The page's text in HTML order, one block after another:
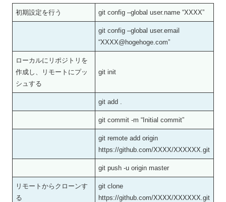
初期設定を行う git config –global user.name “XXXX”
git config –global user.email
“XXXX@hogehoge.com”
ローカルにリポジトリを
作成し、リモートにプッ
シュする
git init
git add .
git commit -m “Initial commit”
git remote add origin
https://github.com/XXXX/XXXXXX.git
git push -u origin master
リモートからクローンす
る
git clone
https://github.com/XXXX/XXXXXX.git